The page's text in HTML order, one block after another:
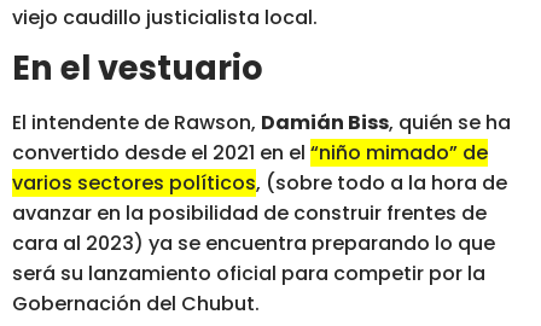
viejo caudillo justicialista local.
En el vestuario
El intendente de Rawson, Damián Biss, quién se ha
convertido desde el 2021 en el “niño mimado” de
varios sectores políticos, (sobre todo a la hora de
avanzar en la posibilidad de construir frentes de
cara al 2023) ya se encuentra preparando lo que
será su lanzamiento oficial para competir por la
Gobernación del Chubut.